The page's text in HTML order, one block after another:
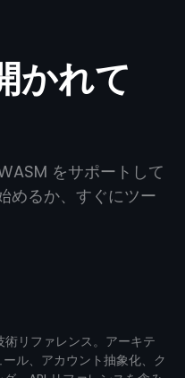
かれて
をサポートして
めるか、すぐにツー
リファレンス。アーキテ
ル、アカウント抽象化、ク